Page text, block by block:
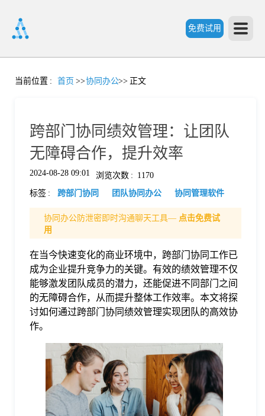
免费试用
首
价
格
常
见
当前位置 : 首页 >>协同办公>> 正文
跨部门协同绩效管理：让团队
无障碍合作，提升效率
2024-08-28 09:01 浏览次数 : 1170
标签 : 跨部门协同 团队协同办公 协同管理软件
协同办公防泄密即时沟通聊天工具— 点击免费试
用
在当今快速变化的商业环境中，跨部门协同工作已
成为企业提升竞争力的关键。有效的绩效管理不仅
能够激发团队成员的潜力，还能促进不同部门之间
的无障碍合作，从而提升整体工作效率。本文将探
讨如何通过跨部门协同绩效管理实现团队的高效协
作。